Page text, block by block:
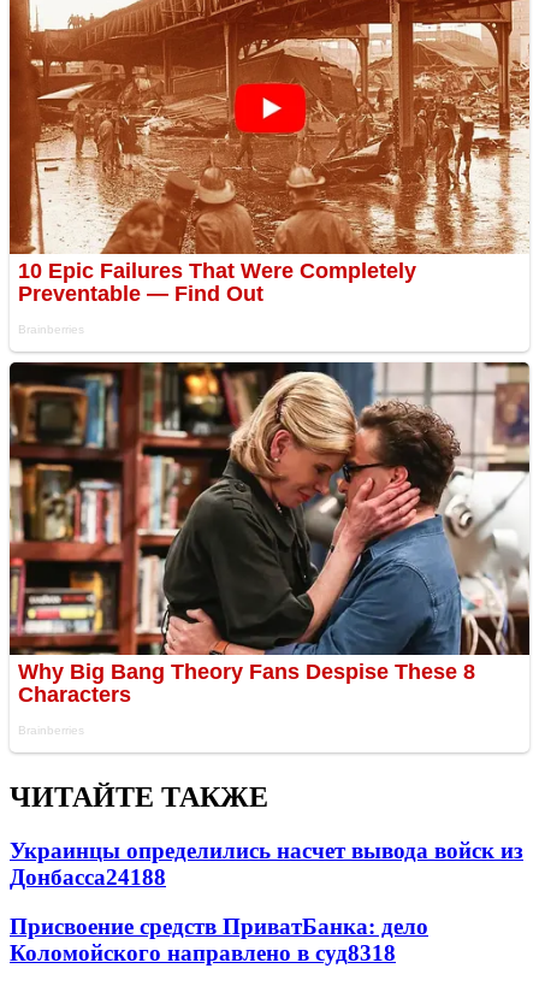
ЧИТАЙТЕ ТАКЖЕ
Украинцы определились насчет вывода войск из
Донбасса24188
Присвоение средств ПриватБанка: дело
Коломойского направлено в суд8318